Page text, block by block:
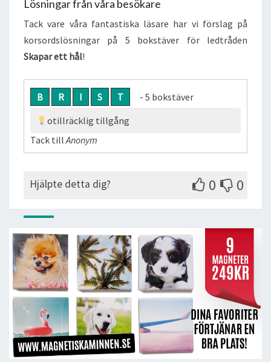
Lösningar från våra besökare
Tack vare våra fantastiska läsare har vi förslag på
korsordslösningar på 5 bokstäver för ledtråden
Skapar ett hål!
B R I S T
- 5 bokstäver
otillräcklig tillgång
Tack tillAnonym
Hjälpte detta dig? 0 0